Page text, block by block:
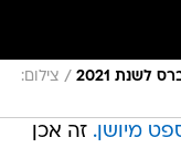
לשנת 2021 / צילום:
מיושן. זה אכן